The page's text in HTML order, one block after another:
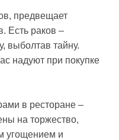
предвещает
Есть раков –
выболтав тайну.
надуют при покупке
в ресторане –
на торжество,
угощением и